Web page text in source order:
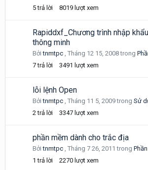
5 trả lời 8019 lượt xem
Rapiddxf_Chương trình nhập
thông minh
Bởitnmtpc , Tháng 12 15, 2008trong
7 trả lời 3491 lượt xem
lỗi lệnh Open
Bởitnmtpc , Tháng 11 5, 2009trong Sử
2 trả lời 3347 lượt xem
phần mềm dành cho trắc địa
Bởitnmtpc , Tháng 7 26, 2011trong
1 trả lời 2270 lượt xem